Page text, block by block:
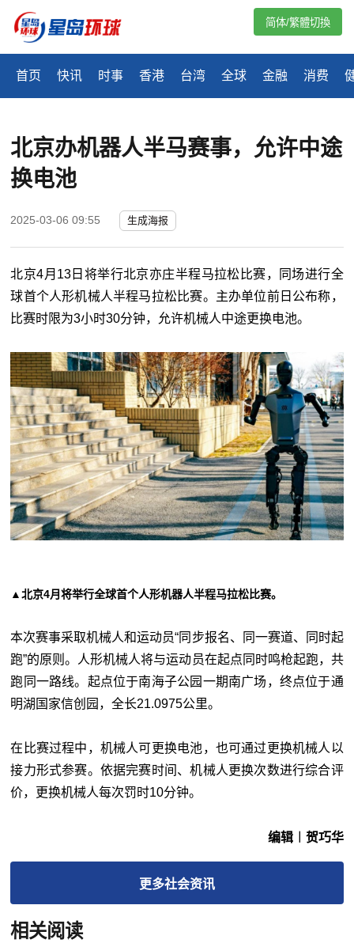
首页 快讯 时事 香港 台湾 全球 金融 消费
简体/繁體切換
北京办机器人半马赛事，允许中途
换电池
2025-03-06 09:55 生成海报
北京4月13日将举行北京亦庄半程马拉松比赛，同场进行全
球首个人形机械人半程马拉松比赛。主办单位前日公布称，
比赛时限为3小时30分钟，允许机械人中途更换电池。
▲北京4月将举行全球首个人形机器人半程马拉松比赛。
本次赛事采取机械人和运动员“同步报名、同一赛道、同时起
跑”的原则。人形机械人将与运动员在起点同时鸣枪起跑，共
跑同一路线。起点位于南海子公园一期南广场，终点位于通
明湖国家信创园，全长21.0975公里。
在比赛过程中，机械人可更换电池，也可通过更换机械人以
接力形式参赛。依据完赛时间、机械人更换次数进行综合评
价，更换机械人每次罚时10分钟。
编辑︱贺巧华
更多社会资讯
相关阅读